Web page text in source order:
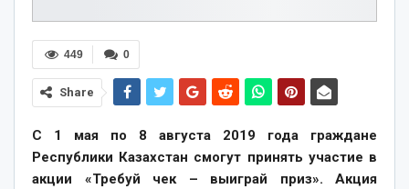
0
449
Share
С 1 мая по 8 августа 2019 года граждане
Республики Казахстан смогут принять участие в
акции «Требуй чек – выиграй приз». Акция